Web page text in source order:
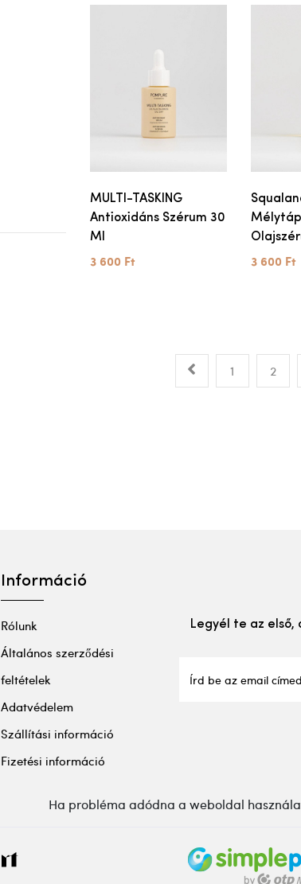
MULTI-TASKING
Antioxidáns Szérum 30
Ml
3 600 Ft
3 600 Ft
1 2
Információ
Rólunk
Általános szerződési
feltételek
Adatvédelem
Szállítási információ
Fizetési információ
Legyél te az első,
Ha probléma adódna a weboldal